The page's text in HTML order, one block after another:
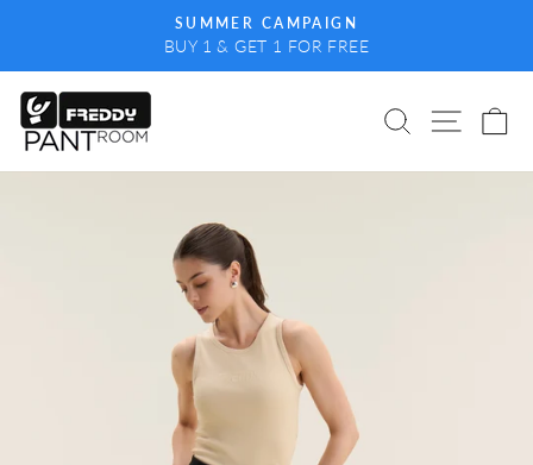
content
Pause
SUMMER CAMPAIGN
BUY 1 & GET 1 FOR FREE
SEARCHSITE